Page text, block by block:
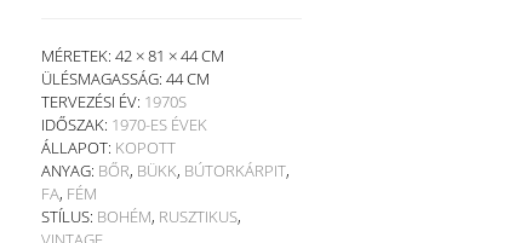
MÉRETEK: 42 × 81 × 44 CM
ÜLÉSMAGASSÁG: 44 CM
TERVEZÉSI ÉV: 1970S
IDŐSZAK: 1970-ES ÉVEK
ÁLLAPOT: KOPOTT
ANYAG: BŐR, BÜKK, BÚTORKÁRPIT,
FA, FÉM
STÍLUS: BOHÉM, RUSZTIKUS,